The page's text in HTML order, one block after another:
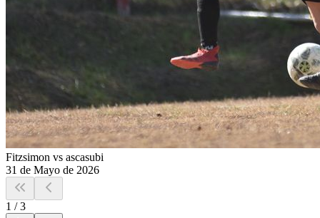
Fitzsimon vs ascasubi
31 de Mayo de 2026
1 /3